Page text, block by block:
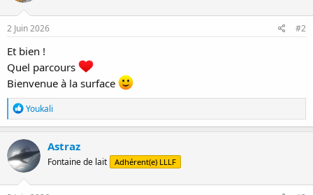
n
s
2 Juin 2026 #2
Et bien !
Quel parcours
Bienvenue à la surface
R
é
a
c
t
i
o
n
Youkali
Astraz
Fontaine de lait Adhérent(e) LLLF